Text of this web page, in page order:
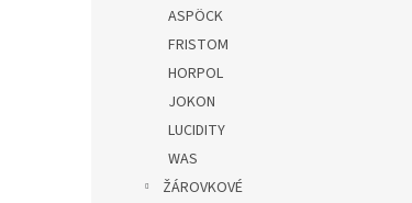
ASPÖCK
FRISTOM
HORPOL
JOKON
LUCIDITY
WAS
ŽÁROVKOVÉ